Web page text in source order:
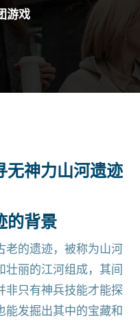
游戏
无神力山河遗迹
的背景
老的遗迹，被称为山河
壮丽的江河组成，其间
非只有神兵技能才能探
能发掘出其中的宝藏和